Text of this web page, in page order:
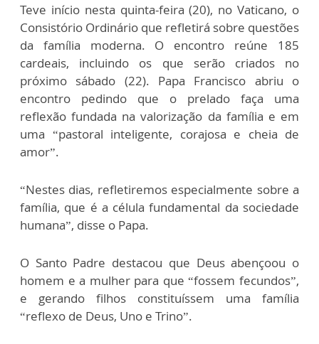
Teve início nesta quinta-feira (20), no Vaticano, o
Consistório Ordinário que refletirá sobre questões
da família moderna. O encontro reúne 185
cardeais, incluindo os que serão criados no
próximo sábado (22). Papa Francisco abriu o
encontro pedindo que o prelado faça uma
reflexão fundada na valorização da família e em
uma “pastoral inteligente, corajosa e cheia de
amor”.
“Nestes dias, refletiremos especialmente sobre a
família, que é a célula fundamental da sociedade
humana”, disse o Papa.
O Santo Padre destacou que Deus abençoou o
homem e a mulher para que “fossem fecundos”,
e gerando filhos constituíssem uma família
“reflexo de Deus, Uno e Trino”.